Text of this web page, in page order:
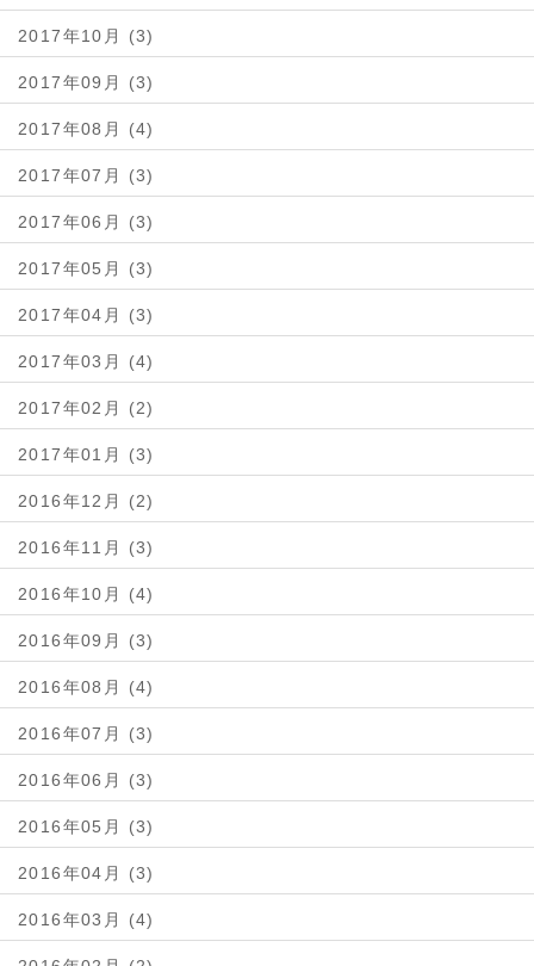
2017年10月 (3)
2017年09月 (3)
2017年08月 (4)
2017年07月 (3)
2017年06月 (3)
2017年05月 (3)
2017年04月 (3)
2017年03月 (4)
2017年02月 (2)
2017年01月 (3)
2016年12月 (2)
2016年11月 (3)
2016年10月 (4)
2016年09月 (3)
2016年08月 (4)
2016年07月 (3)
2016年06月 (3)
2016年05月 (3)
2016年04月 (3)
2016年03月 (4)